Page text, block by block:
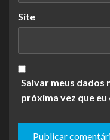
Site
Salvar meus dados
próxima vez que